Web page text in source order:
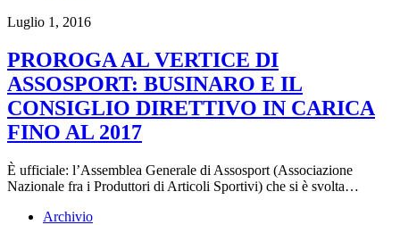
Luglio 1, 2016
PROROGA AL VERTICE DI
ASSOSPORT: BUSINARO E IL
CONSIGLIO DIRETTIVO IN CARICA
FINO AL 2017
È ufficiale: l’Assemblea Generale di Assosport (Associazione
Nazionale fra i Produttori di Articoli Sportivi) che si è svolta…
Archivio